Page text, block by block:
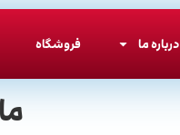
درباره ما فروشگاه